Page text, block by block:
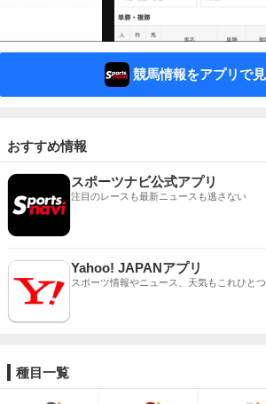
競馬情報をアプリで
おすすめ情報
スポーツナビ公式アプリ
注目のレースも最新ニュースも逃さない
Yahoo! JAPANアプリ
スポーツ情報やニュース、天気もこれひと
種目一覧